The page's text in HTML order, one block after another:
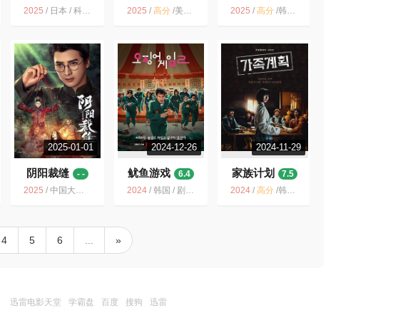
2025 / 日本 / 科幻 悬疑 惊悚
2025 /高分 /美国 / 剧情 科幻 悬疑 惊悚
2025 /高分 /韩国 / 喜剧 悬疑 惊悚 犯罪
2025-01-01
阴阳裁缝
- -
2025 / 中国大陆 / 悬疑 惊悚 短片
2024-12-26
鱿鱼游戏
6.4
2024 /韩国 / 剧情 动作 悬疑 惊悚
2024-11-29
家族计划
7.5
2024 /高分 /韩国 / 动作 惊悚 犯罪 奇幻
4 5 6 »
迅雷电影天堂 学霸盘 百度 搜狗 迅雷